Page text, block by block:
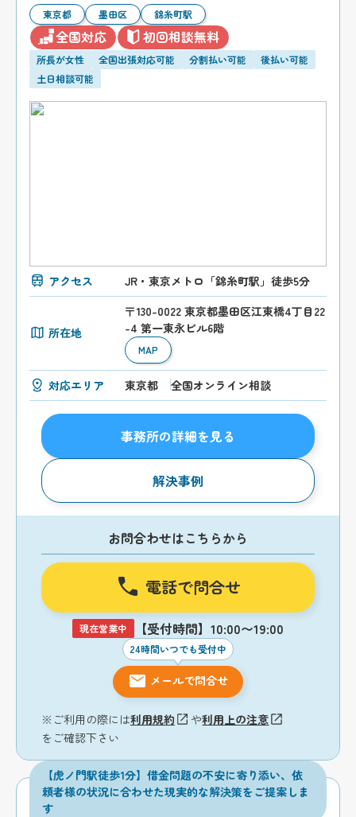
東京都 墨田区 錦糸町駅
全国対応 初回相談無料
所長が女性 全国出張対応可能 分割払い可能
後払い可能
土日相談可能
アクセス JR・東京メトロ「錦糸町駅」徒歩5分
所在地
〒130-0022 東京都墨田区江東橋4丁目22
-4 第一東永ビル6階
MAP
対応エリア 東京都 全国オンライン相談
事務所の詳細を見る
解決事例
お問合わせはこちらから
電話で問合せ
現在営業中 【受付時間】10:00〜19:00
24時間いつでも受付中
メールで問合せ
※ご利用の際には利用規約 や利用上の注意
をご確認下さい
【虎ノ門駅徒歩1分】借金問題の不安に寄り添い、依
頼者様の状況に合わせた現実的な解決策をご提案しま
す